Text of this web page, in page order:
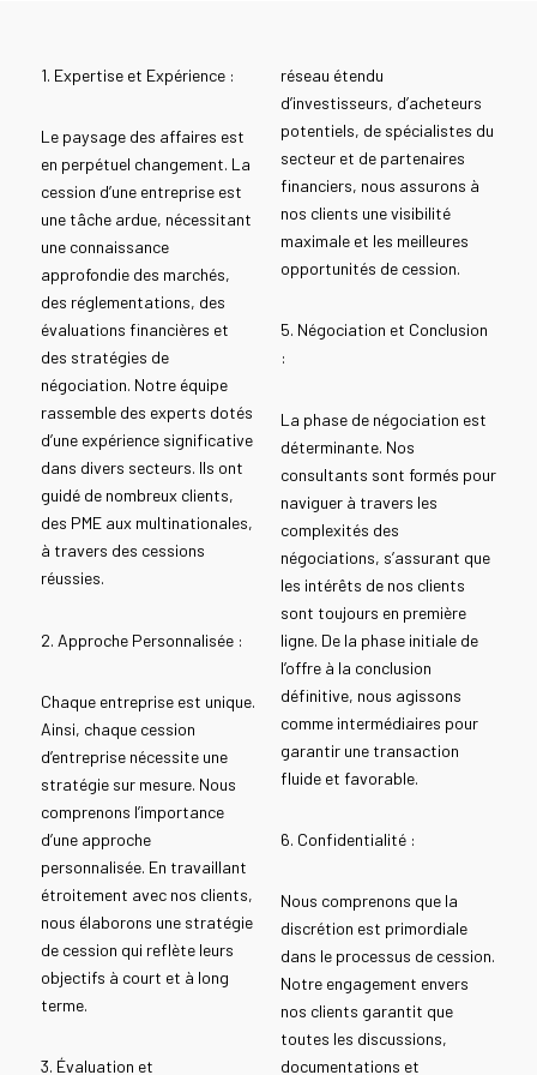
1. Expertise et Expérience :
Le paysage des affaires est
en perpétuel changement. La
cession d’une entreprise est
une tâche ardue, nécessitant
une connaissance
approfondie des marchés,
des réglementations, des
évaluations financières et
des stratégies de
négociation. Notre équipe
rassemble des experts dotés
d’une expérience significative
dans divers secteurs. Ils ont
guidé de nombreux clients,
des PME aux multinationales,
à travers des cessions
réussies.
2. Approche Personnalisée :
Chaque entreprise est unique.
Ainsi, chaque cession
d’entreprise nécessite une
stratégie sur mesure. Nous
comprenons l’importance
d’une approche
personnalisée. En travaillant
étroitement avec nos clients,
nous élaborons une stratégie
de cession qui reflète leurs
objectifs à court et à long
terme.
3. Évaluation et
réseau étendu
d’investisseurs, d’acheteurs
potentiels, de spécialistes du
secteur et de partenaires
financiers, nous assurons à
nos clients une visibilité
maximale et les meilleures
opportunités de cession.
5. Négociation et Conclusion
:
La phase de négociation est
déterminante. Nos
consultants sont formés pour
naviguer à travers les
complexités des
négociations, s’assurant que
les intérêts de nos clients
sont toujours en première
ligne. De la phase initiale de
l’offre à la conclusion
définitive, nous agissons
comme intermédiaires pour
garantir une transaction
fluide et favorable.
6. Confidentialité :
Nous comprenons que la
discrétion est primordiale
dans le processus de cession.
Notre engagement envers
nos clients garantit que
toutes les discussions,
documentations et